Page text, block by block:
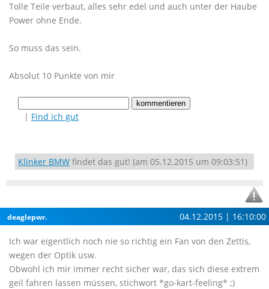
Tolle Teile verbaut, alles sehr edel und auch unter der Haube
Power ohne Ende.
So muss das sein.
Absolut 10 Punkte von mir
| Find ich gut
Klinker BMW findet das gut! (am 05.12.2015 um 09:03:51)
deaglepwr. 04.12.2015 | 16:10:00
Ich war eigentlich noch nie so richtig ein Fan von den Zettis,
wegen der Optik usw.
Obwohl ich mir immer recht sicher war, das sich diese extrem
geil fahren lassen müssen, stichwort *go-kart-feeling* ;)